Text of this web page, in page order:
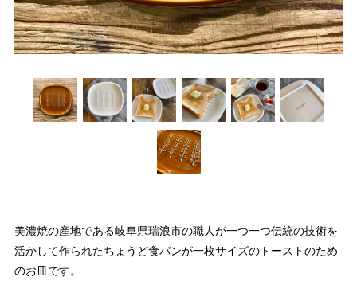
美濃焼の産地である岐阜県瑞浪市の職人が一つ一つ伝統の技術を
活かして作られたちょうど食パンが一枚サイズのトーストのため
のお皿です。